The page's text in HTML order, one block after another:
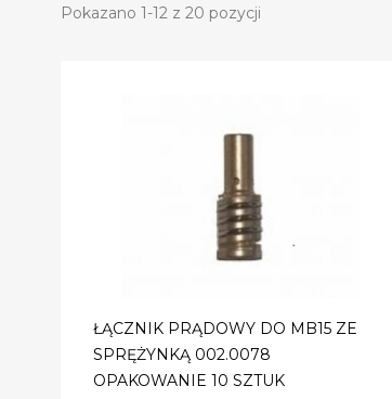
Pokazano 1-12 z 20 pozycji
ŁĄCZNIK PRĄDOWY DO MB15 ZE
SPRĘŻYNKĄ 002.0078
OPAKOWANIE 10 SZTUK